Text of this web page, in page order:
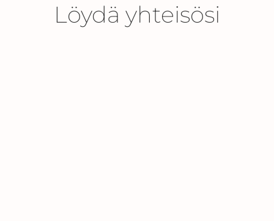
Löydä yhteisösi